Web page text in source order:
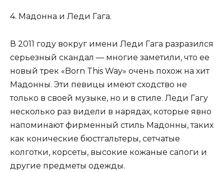
4. Мадонна и Леди Гага.
В 2011 году вокруг имени Леди Гага разразился
серьезный скандал — многие заметили, что ее
новый трек «Born This Way» очень похож на хит
Мадонны. Эти певицы имеют сходство не
только в своей музыке, но и в стиле. Леди Гагу
несколько раз видели в нарядах, которые явно
напоминают фирменный стиль Мадонны, таких
как конические бюстгальтеры, сетчатые
колготки, корсеты, высокие кожаные сапоги и
другие предметы одежды.